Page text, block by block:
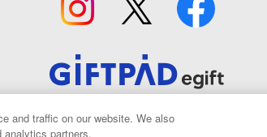
and traffic on our website. We also
analytics partners.